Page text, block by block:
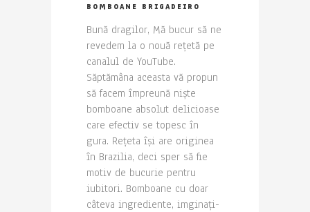
BOMBOANE BRIGADEIRO
Bună dragilor, Mă bucur să ne
revedem la o nouă rețetă pe
canalul de YouTube.
Săptămâna aceasta vă propun
să facem împreună niște
bomboane absolut delicioase
care efectiv se topesc în
gura. Rețeta își are originea
în Brazilia, deci sper să fie
motiv de bucurie pentru
iubitori. Bomboane cu doar
câteva ingrediente, imginați-